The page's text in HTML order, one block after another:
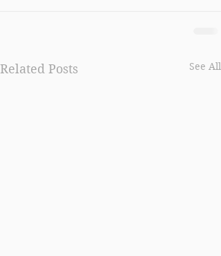
Related Posts See All